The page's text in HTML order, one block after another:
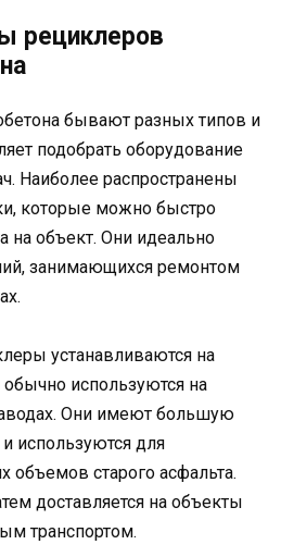
рециклеров
бывают разных типов и
подобрать оборудование
Наиболее распространены
которые можно быстро
на объект. Они идеально
занимающихся ремонтом
устанавливаются на
используются на
Они имеют большую
используются для
объемов старого асфальта.
доставляется на объекты
транспортом.